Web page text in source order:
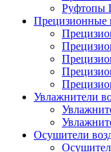
Руфтопы
Прецизионные
Увлажнители
Осушители